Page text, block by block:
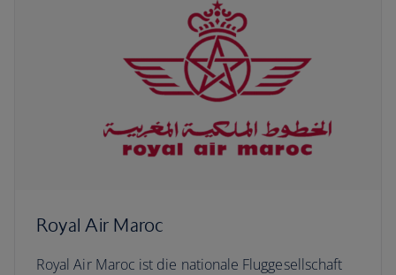
Royal Air Maroc
Royal Air Maroc ist die nationale Fluggesellschaft